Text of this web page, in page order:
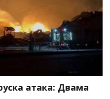
атака: Двама